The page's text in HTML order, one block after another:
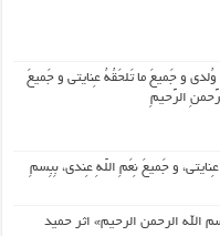
و جَمیعَ ما تَلحَقُهُ عِنایتی و جَمیعَ
الرَّحیمِ
و جَمیعَ نِعَمِ اللّهِ عِندی، بِبِسمِ
الله الرحمن الرحیم» اثر حمید